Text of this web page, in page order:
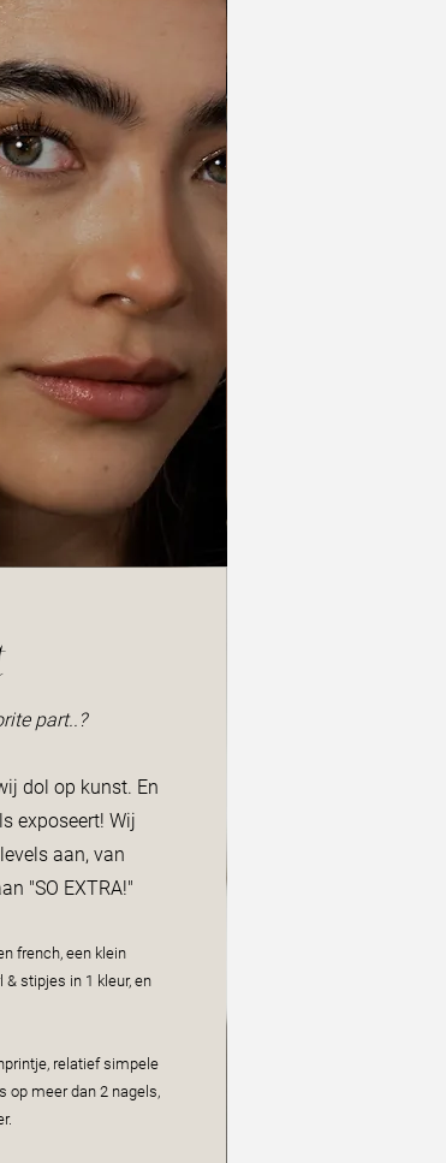
part..?
dol op kunst. En
exposeert! Wij
aan, van
"SO EXTRA!"
french, een klein
stipjes in 1 kleur, en
relatief simpele
op meer dan 2 nagels,